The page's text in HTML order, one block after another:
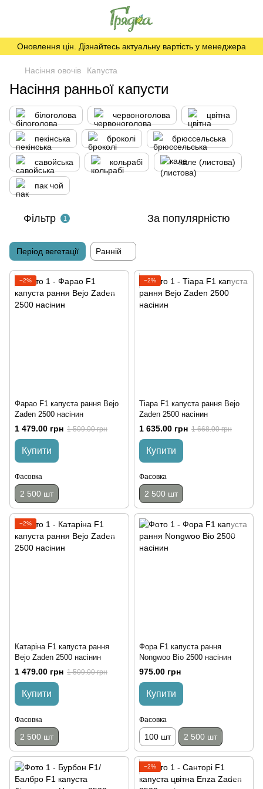
Оновлення цін. Дізнайтесь актуальну вартість у менеджера
Насіння овочів Капуста
Насіння ранньої капусти
білоголова червоноголова цвітна
пекінська броколі брюссельська
савойська кольрабі кале (листова)
пак чой
Фільтр 1 За популярністю
Період вегетації Ранній
−2%
Фарао F1 капуста рання Bejo
Zaden 2500 насінин
1 479.00 грн 1 509.00 грн
Купити
Фасовка
2 500 шт
−2%
Тіара F1 капуста рання Bejo
Zaden 2500 насінин
1 635.00 грн 1 668.00 грн
Купити
Фасовка
2 500 шт
−2%
Катаріна F1 капуста рання
Bejo Zaden 2500 насінин
1 479.00 грн 1 509.00 грн
Купити
Фасовка
2 500 шт
Фора F1 капуста рання
Nongwoo Bio 2500 насінин
975.00 грн
Купити
Фасовка
100 шт 2 500 шт
−2%